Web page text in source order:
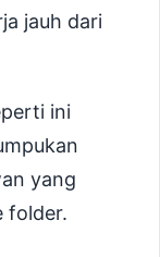
jauh dari
ini
yang
folder.